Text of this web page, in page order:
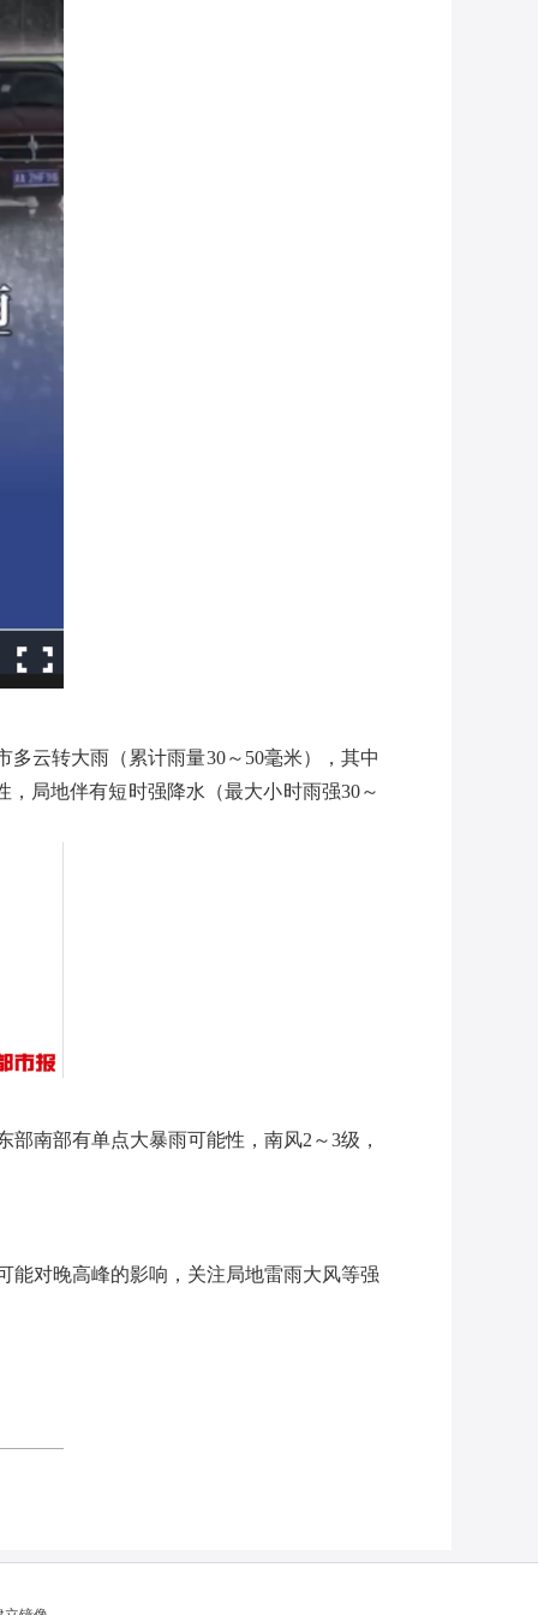
云转大雨（累计雨量30～50毫米），其中
局地伴有短时强降水（最大小时雨强30～
南部有单点大暴雨可能性，南风2～3级，
能对晚高峰的影响，关注局地雷雨大风等强